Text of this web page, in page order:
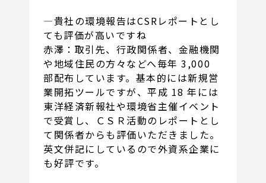
―貴社の環境報告はCSRレポートとし
ても評価が高いですね
赤澤：取引先、行政関係者、金融機関
や地域住民の方々などへ毎年 3,000
部配布しています。基本的には新規営
業開拓ツールですが、平成 18 年には
東洋経済新報社や環境省主催イベント
で受賞し、ＣＳＲ活動のレポートとし
て関係者からも評価いただきました。
英文併記にしているので外資系企業に
も好評です。